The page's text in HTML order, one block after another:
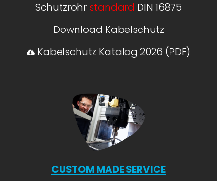
Schutzrohr standard DIN 16875
Download Kabelschutz
Kabelschutz Katalog 2026 (PDF)
CUSTOM MADE SERVICE